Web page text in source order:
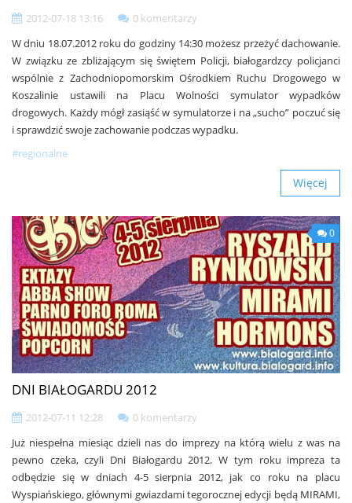
2012-07-18 13:16
0 komentarzy
W dniu 18.07.2012 roku do godziny 14:30 możesz przeżyć dachowanie.
W związku ze zbliżającym się świętem Policji, białogardzcy policjanci
wspólnie z Zachodniopomorskim Ośrodkiem Ruchu Drogowego w
Koszalinie ustawili na Placu Wolności symulator wypadków
drogowych. Każdy mógł zasiąść w symulatorze i na „sucho” poczuć się
i sprawdzić swoje zachowanie podczas wypadku.
#regionalne
Więcej
0
DNI BIAŁOGARDU 2012
2012-07-11 12:28
0 komentarzy
Już niespełna miesiąc dzieli nas do imprezy na którą wielu z was na
pewno czeka, czyli Dni Białogardu 2012. W tym roku impreza ta
odbędzie się w dniach 4-5 sierpnia 2012, jak co roku na placu
Wyspiańskiego, głównymi gwiazdami tegorocznej edycji będą MIRAMI,